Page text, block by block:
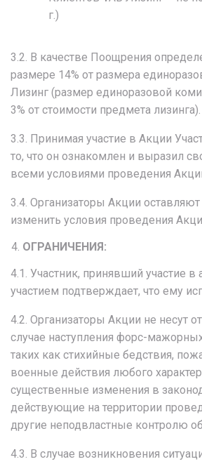
г.)
3.2. В качестве Поощрения
размере 14% от размера
Лизинг (размер единоразовой
3% от стоимости предмета лизинга).
3.3. Принимая участие в Акции
то, что он ознакомлен и выразил
всеми условиями проведения
3.4. Организаторы Акции
изменить условия проведения
ОГРАНИЧЕНИЯ:
4.1. Участник, принявший участие в
участием подтверждает, что ему
4.2. Организаторы Акции не несут
случае наступления форс-
таких как стихийные бедствия,
военные действия любого
существенные изменения в
действующие на территории
другие неподвластные контролю
4.3. В случае возникновения